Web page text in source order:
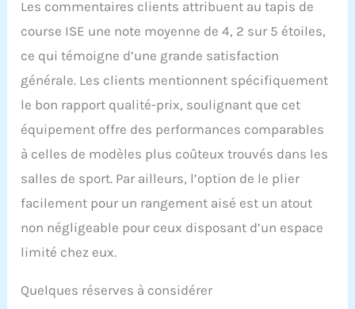
Les commentaires clients attribuent au tapis de
course ISE une note moyenne de 4, 2 sur 5 étoiles,
ce qui témoigne d’une grande satisfaction
générale. Les clients mentionnent spécifiquement
le bon rapport qualité-prix, soulignant que cet
équipement offre des performances comparables
à celles de modèles plus coûteux trouvés dans les
salles de sport. Par ailleurs, l’option de le plier
facilement pour un rangement aisé est un atout
non négligeable pour ceux disposant d’un espace
limité chez eux.
Quelques réserves à considérer